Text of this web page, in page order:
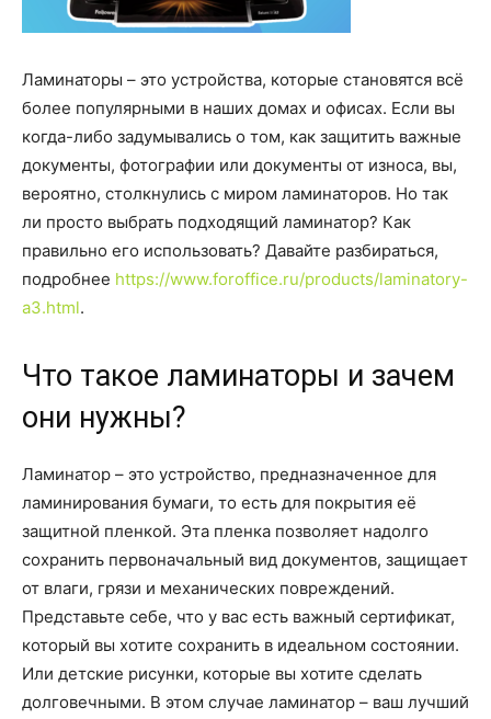
Ламинаторы – это устройства, которые становятся всё
более популярными в наших домах и офисах. Если вы
когда-либо задумывались о том, как защитить важные
документы, фотографии или документы от износа, вы,
вероятно, столкнулись с миром ламинаторов. Но так
ли просто выбрать подходящий ламинатор? Как
правильно его использовать? Давайте разбираться,
подробнее https://www.foroffice.ru/products/laminatory-
a3.html.
Что такое ламинаторы и зачем
они нужны?
Ламинатор – это устройство, предназначенное для
ламинирования бумаги, то есть для покрытия её
защитной пленкой. Эта пленка позволяет надолго
сохранить первоначальный вид документов, защищает
от влаги, грязи и механических повреждений.
Представьте себе, что у вас есть важный сертификат,
который вы хотите сохранить в идеальном состоянии.
Или детские рисунки, которые вы хотите сделать
долговечными. В этом случае ламинатор – ваш лучший